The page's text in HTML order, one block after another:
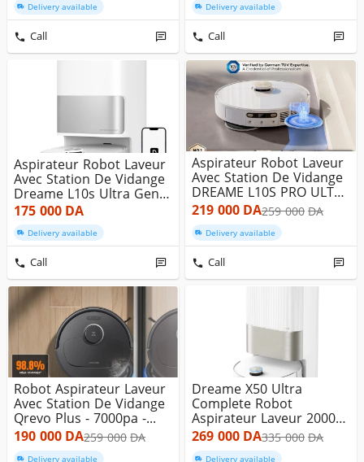
Delivery available
Call
Delivery available
Call
Aspirateur Robot Laveur
Avec Station De Vidange
Dreame L10s Ultra Gen
...
175 000DA
Delivery available
Call
Aspirateur Robot Laveur
Avec Station De Vidange
DREAME L10S PRO ULTRA
...
219 000DA259 000DA
Delivery available
Call
Robot Aspirateur Laveur
Avec Station De Vidange
Qrevo Plus - 7000pa -...
190 000DA259 000DA
Delivery available
Dreame X50 Ultra
Complete Robot
Aspirateur Laveur 20000
Pa 3H 20 MIN A...
269 000DA335 000DA
Delivery available